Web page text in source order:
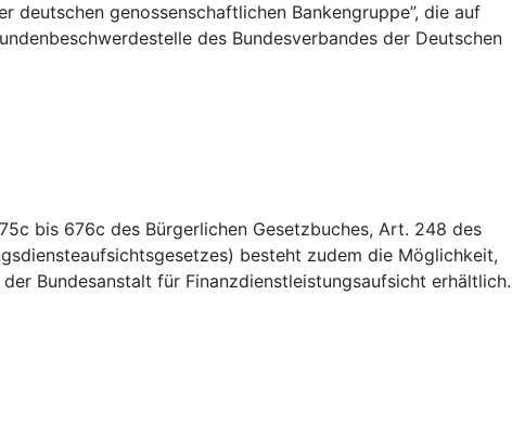
deutschen genossenschaftlichen Bankengruppe”, die auf
des Bundesverbandes der Deutschen
bis 676c des Bürgerlichen Gesetzbuches, Art. 248 des
besteht zudem die Möglichkeit,
Bundesanstalt für Finanzdienstleistungsaufsicht erhältlich.